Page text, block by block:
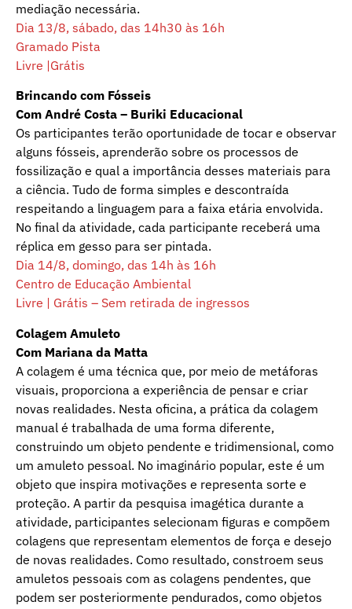
mediação necessária.
Dia 13/8, sábado, das 14h30 às 16h
Gramado Pista
Livre |Grátis
Brincando com Fósseis
Com André Costa – Buriki Educacional
Os participantes terão oportunidade de tocar e observar
alguns fósseis, aprenderão sobre os processos de
fossilização e qual a importância desses materiais para
a ciência. Tudo de forma simples e descontraída
respeitando a linguagem para a faixa etária envolvida.
No final da atividade, cada participante receberá uma
réplica em gesso para ser pintada.
Dia 14/8, domingo, das 14h às 16h
Centro de Educação Ambiental
Livre | Grátis – Sem retirada de ingressos
Colagem Amuleto
Com Mariana da Matta
A colagem é uma técnica que, por meio de metáforas
visuais, proporciona a experiência de pensar e criar
novas realidades. Nesta oficina, a prática da colagem
manual é trabalhada de uma forma diferente,
construindo um objeto pendente e tridimensional, como
um amuleto pessoal. No imaginário popular, este é um
objeto que inspira motivações e representa sorte e
proteção. A partir da pesquisa imagética durante a
atividade, participantes selecionam figuras e compõem
colagens que representam elementos de força e desejo
de novas realidades. Como resultado, constroem seus
amuletos pessoais com as colagens pendentes, que
podem ser posteriormente pendurados, como objetos